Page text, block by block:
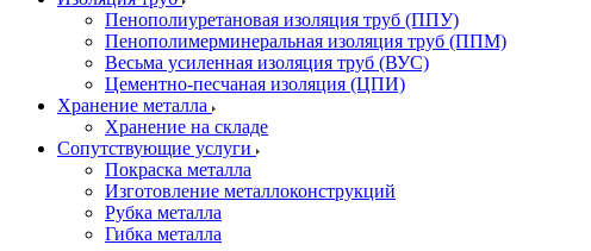
Пенополиуретановая изоляция труб (ППУ)
Пенополимерминеральная изоляция труб (ППМ)
Весьма усиленная изоляция труб (ВУС)
Цементно-песчаная изоляция (ЦПИ)
Хранение металла
Хранение на складе
Сопутствующие услуги
Покраска металла
Изготовление металлоконструкций
Рубка металла
Гибка металла